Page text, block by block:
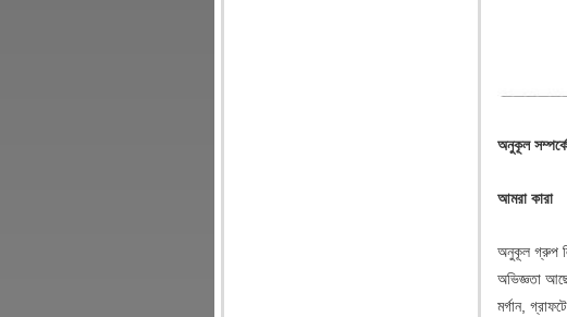
অনুকূল সম্পর্কে
আমরা কারা
অনুকূল গ্রুপ
অভিজ্ঞতা
মর্গান,